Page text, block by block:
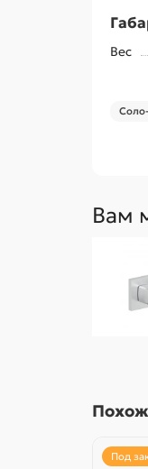
Вес
Вам
Под